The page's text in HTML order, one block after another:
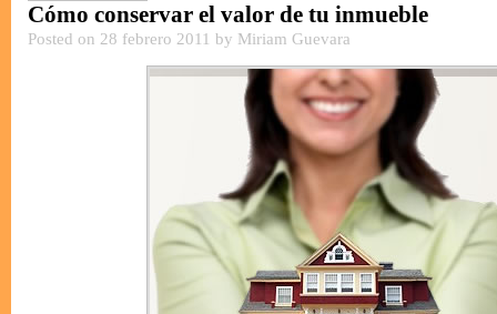
Cómo conservar el valor de tu inmueble
Posted on 28 febrero 2011 by Miriam Guevara